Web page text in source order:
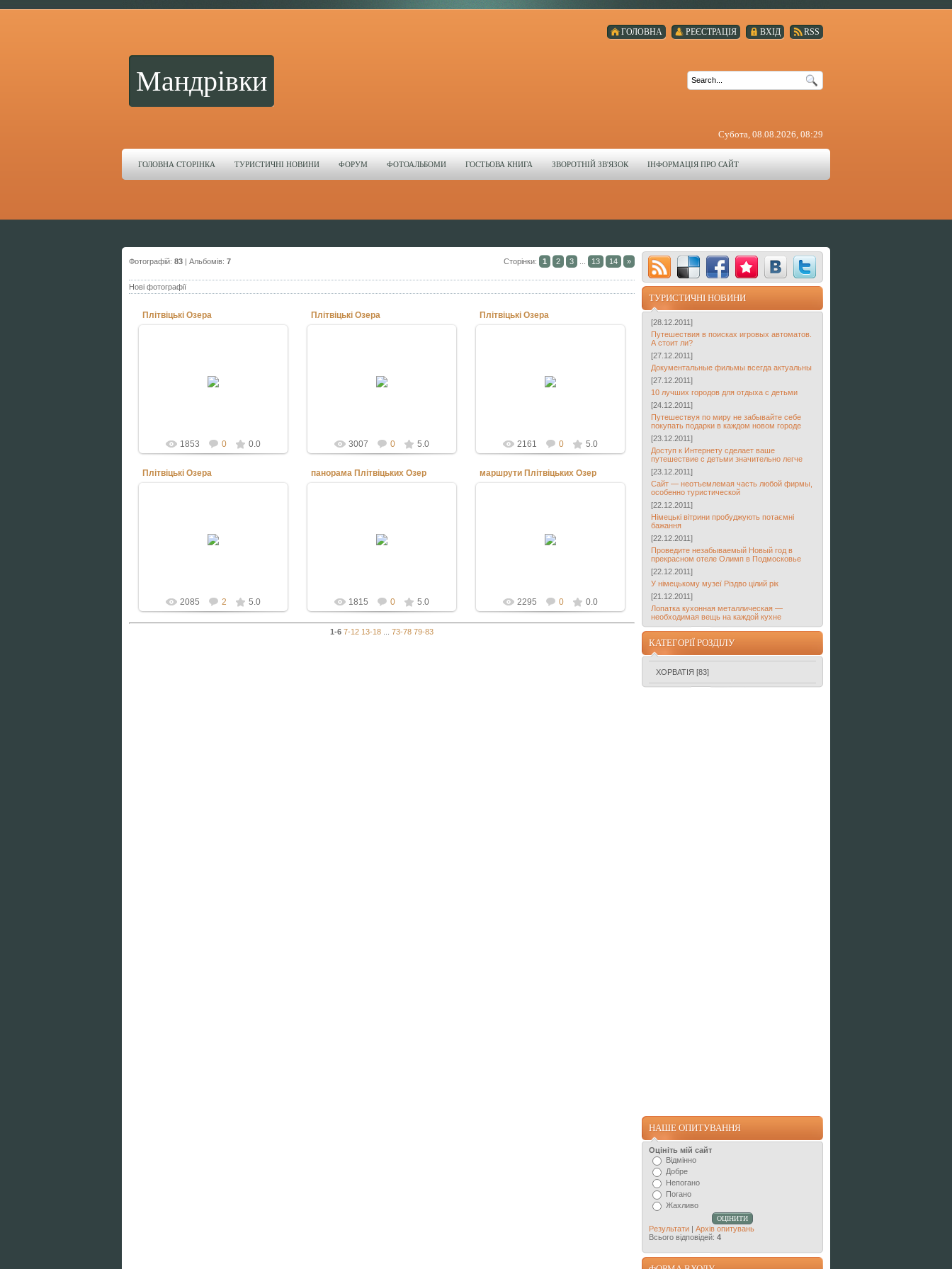
RSS
ВХІД
РЕЄСТРАЦІЯ
ГОЛОВНА
Мандрівки
Субота, 08.08.2026, 08:29
ГОЛОВНА СТОРІНКА ТУРИСТИЧНІ НОВИНИ ФОРУМ ФОТОАЛЬБОМИ ГОСТЬОВА КНИГА ЗВОРОТНІЙ ЗВ'ЯЗОК ІНФОРМАЦІЯ ПРО САЙТ
Фотографій: 83 | Альбомів: 7 Сторінки: 1 2 3 13 14 »
Нові фотографії
Плітвіцькі Озера
2011 рік Хорватія. Плітвіцькі Озера
1853 0 0.0
Плітвіцькі Озера
2011 рік Хорватія. Плітвіцькі Озера
3007 0 5.0
Плітвіцькі Озера
2011 рік Хорватія. Плітвіцькі Озера
2161 0 5.0
Плітвіцькі Озера
2011 рік Хорватія. Плітвіцькі Озера
2085 2 5.0
панорама Плітвіцьких Озер
2011 рік Хорватія. Плітвіцькі Озера
1815 0 5.0
маршрути Плітвіцьких Озер
2011 рік Хорватія. Плітвіцькі Озера
2295 0 0.0
1-6 7-12 13-18 73-78 79-83
ТУРИСТИЧНІ НОВИНИ
[28.12.2011]
Путешествия в поисках игровых автоматов.
А стоит ли?
[27.12.2011]
Документальные фильмы всегда актуальны
[27.12.2011]
10 лучших городов для отдыха с детьми
[24.12.2011]
Путешествуя по миру не забывайте себе
покупать подарки в каждом новом городе
[23.12.2011]
Доступ к Интернету сделает ваше
путешествие с детьми значительно легче
[23.12.2011]
Сайт — неотъемлемая часть любой фирмы,
особенно туристической
[22.12.2011]
Німецькі вітрини пробуджують потаємні
бажання
[22.12.2011]
Проведите незабываемый Новый год в
прекрасном отеле Олимп в Подмосковье
[22.12.2011]
У німецькому музеї Різдво цілий рік
[21.12.2011]
Лопатка кухонная металлическая —
необходимая вещь на каждой кухне
КАТЕГОРІЇ РОЗДІЛУ
ХОРВАТІЯ [83]
НАШЕ ОПИТУВАННЯ
Оцініть мій сайт
Відмінно
Добре
Непогано
Погано
Жахливо
Результати | Архів опитувань
Всього відповідей: 4